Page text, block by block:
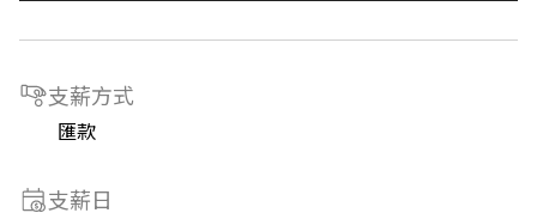
支薪方式
匯款
支薪日